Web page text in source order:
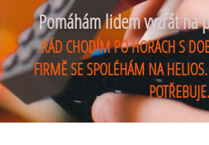
Pomáhám lidem vyzrát na
RÁD CHODÍM PO HORÁCH S
FIRMĚ SE SPOLÉHÁM NA
POTŘEBUJE.